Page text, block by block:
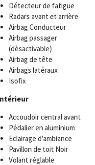
Détecteur de fatigue
Radars avant et arrière
Airbag Conducteur
Airbag passager
(dèsactivable)
Airbag de tête
Airbags latéraux
Isofix
Accoudoir central avant
Pédalier en aluminium
Eclairage d'ambiance
Pavillon de toit Noir
Volant réglable